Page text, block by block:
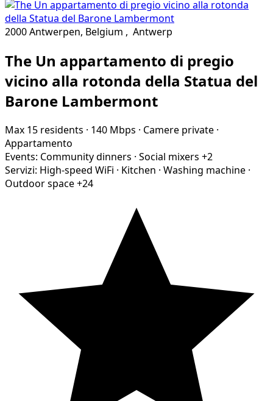
2000 Antwerpen, Belgium , Antwerp
The Un appartamento di pregio
vicino alla rotonda della Statua del
Barone Lambermont
Max 15 residents · 140 Mbps · Camere private ·
Appartamento
Events: Community dinners · Social mixers +2
Servizi: High-speed WiFi · Kitchen · Washing machine ·
Outdoor space+24